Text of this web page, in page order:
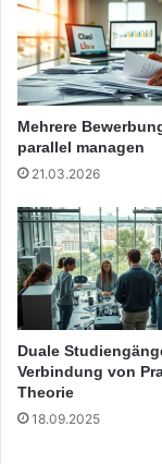
Mehrere
parallel managen
21.03.2026
Duale
Verbindung von
Theorie
18.09.2025